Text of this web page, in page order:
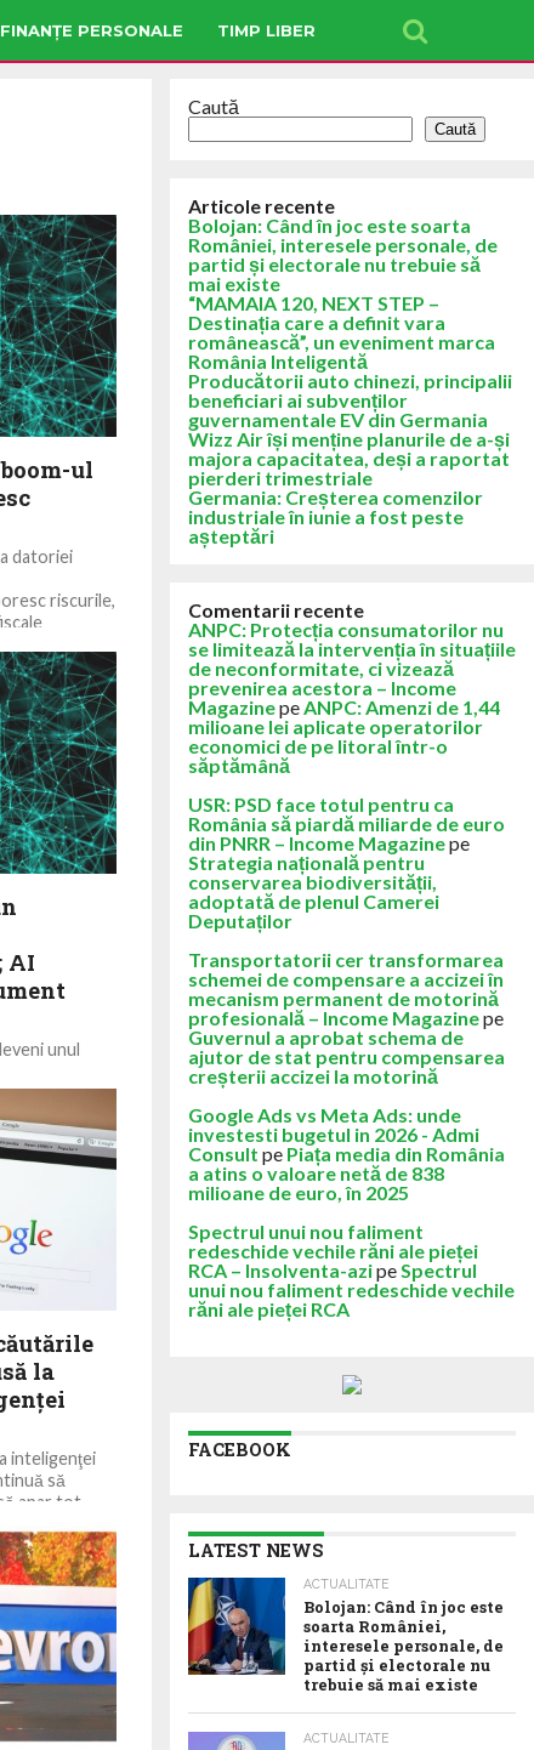
FINANȚE PERSONALE TIMP LIBER
ul
datoriei
riscurile,
AI
unul
devine
la
inteligenţei
să
apar tot...
Caută
Caută
Articole recente
Bolojan: Când în joc este soarta
României, interesele personale, de
partid și electorale nu trebuie să
mai existe
“MAMAIA 120, NEXT STEP –
Destinația care a definit vara
românească”, un eveniment marca
România Inteligentă
Producătorii auto chinezi, principalii
beneficiari ai subvenților
guvernamentale EV din Germania
Wizz Air își menține planurile de a-și
majora capacitatea, deși a raportat
pierderi trimestriale
Germania: Creșterea comenzilor
industriale în iunie a fost peste
așteptări
Comentarii recente
ANPC: Protecția consumatorilor nu
se limitează la intervenția în situațiile
de neconformitate, ci vizează
prevenirea acestora – Income
MagazinepeANPC: Amenzi de 1,44
milioane lei aplicate operatorilor
economici de pe litoral într-o
săptămână
USR: PSD face totul pentru ca
România să piardă miliarde de euro
din PNRR – Income Magazinepe
Strategia națională pentru
conservarea biodiversității,
adoptată de plenul Camerei
Deputaților
Transportatorii cer transformarea
schemei de compensare a accizei în
mecanism permanent de motorină
profesională – Income Magazinepe
Guvernul a aprobat schema de
ajutor de stat pentru compensarea
creșterii accizei la motorină
Google Ads vs Meta Ads: unde
investesti bugetul in 2026 - Admi
Consult pe Piața media din România
a atins o valoare netă de 838
milioane de euro, în 2025
Spectrul unui nou faliment
redeschide vechile răni ale pieței
RCA – Insolventa-azipeSpectrul
unui nou faliment redeschide vechile
răni ale pieței RCA
FACEBOOK
LATEST NEWS
ACTUALITATE
Bolojan: Când în joc este
soarta României,
interesele personale, de
partid și electorale nu
trebuie să mai existe
ACTUALITATE